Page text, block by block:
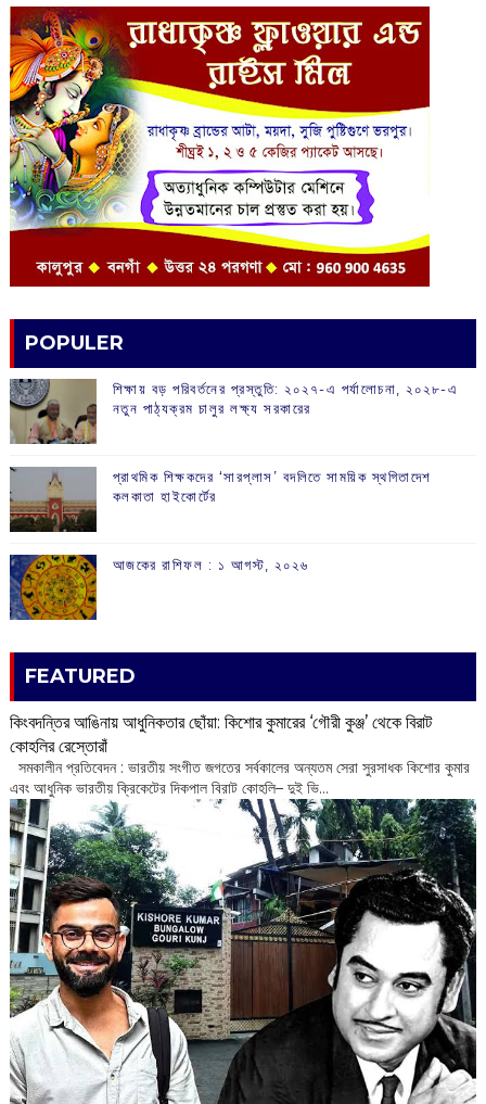
POPULER
শিক্ষায় বড় পরিবর্তনের প্রস্তুতি: ২০২৭-এ পর্যালোচনা, ২০২৮-এ
নতুন পাঠ্যক্রম চালুর লক্ষ্য সরকারের
প্রাথমিক শিক্ষকদের ‘সারপ্লাস’ বদলিতে সাময়িক স্থগিতাদেশ
কলকাতা হাইকোর্টের
আজকের রাশিফল :‌ ‌‌১ আগস্ট, ২০২৬
FEATURED
কিংবদন্তির আঙিনায় আধুনিকতার ছোঁয়া: কিশোর কুমারের ‘গৌরী কুঞ্জ’ থেকে বিরাট
কোহলির রেস্তোরাঁ
‌ সমকালীন প্রতিবেদন : ভারতীয় সংগীত জগতের সর্বকালের অন্যতম সেরা সুরসাধক কিশোর কুমার
এবং আধুনিক ভারতীয় ক্রিকেটের দিকপাল বিরাট কোহলি– ‌দুই ভি...